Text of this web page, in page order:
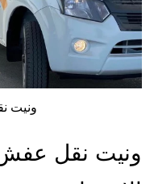
ونيت
ونيت نقل عفش